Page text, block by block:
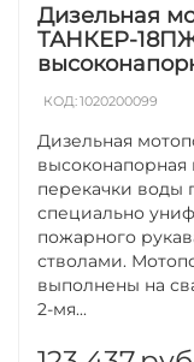
Дизельная
ТАНКЕР-
КОД:1020200099
Дизельная
высоконапорная
перекачки воды
специально
пожарного
стволами.
выполнены на
2-мя...